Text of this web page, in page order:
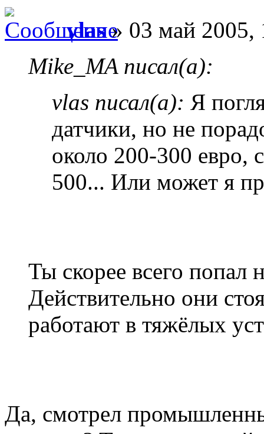
vlas» 03 май 2005,
Mike_MA писал(а):
vlas писал(а): Я
датчики, но не
около 200-300 евро,
500... Или может я
Ты скорее всего
Действительно они
работают в тяжёлых
Да, смотрел